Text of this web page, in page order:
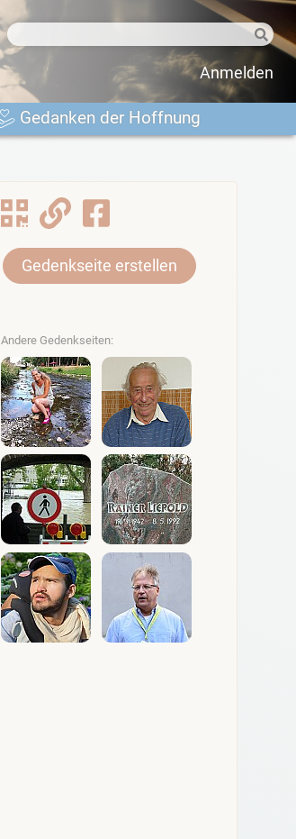
Anmelden
Gedanken der Hoffnung
Gedenkseite erstellen
Andere Gedenkseiten: